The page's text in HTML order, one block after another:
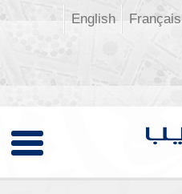
Français
English